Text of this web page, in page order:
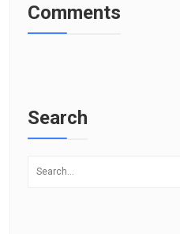
Comments
Search